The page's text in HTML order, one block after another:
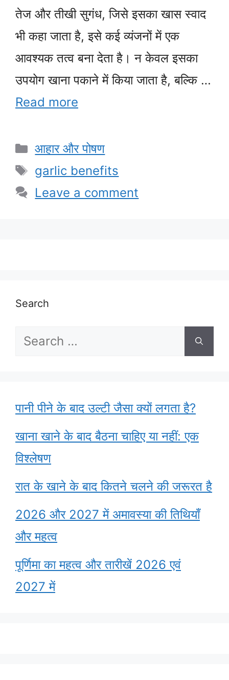
तेज और तीखी सुगंध, जिसे इसका खास स्वाद
भी कहा जाता है, इसे कई व्यंजनों में एक
आवश्यक तत्व बना देता है। न केवल इसका
उपयोग खाना पकाने में किया जाता है, बल्कि …
Read more
Categories
आहार और पोषण
Tags
garlic benefits
Leave a comment
Search
Search
पानी पीने के बाद उल्टी जैसा क्यों लगता है?
खाना खाने के बाद बैठना चाहिए या नहीं: एक
विश्लेषण
रात के खाने के बाद कितने चलने की जरूरत है
2026 और 2027 में अमावस्या की तिथियाँ
और महत्व
पूर्णिमा का महत्व और तारीखें 2026 एवं
2027 में